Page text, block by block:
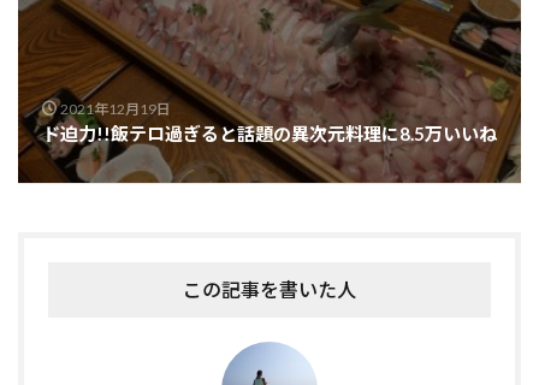
2021年12月19日
ド迫力!!飯テロ過ぎると話題の異次元料理に8.5万いいね
この記事を書いた人